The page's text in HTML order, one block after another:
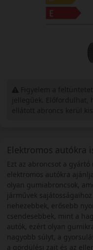
Elektromos autókra
Ezt az abroncsot a
elektromos autókra
olyan gumiabroncsok,
járművek
nehezebbek, erősebb
csendesebbek, mint a
autók, ezért olyan
nagyobb súlyt, a
a gördülési zajt és az